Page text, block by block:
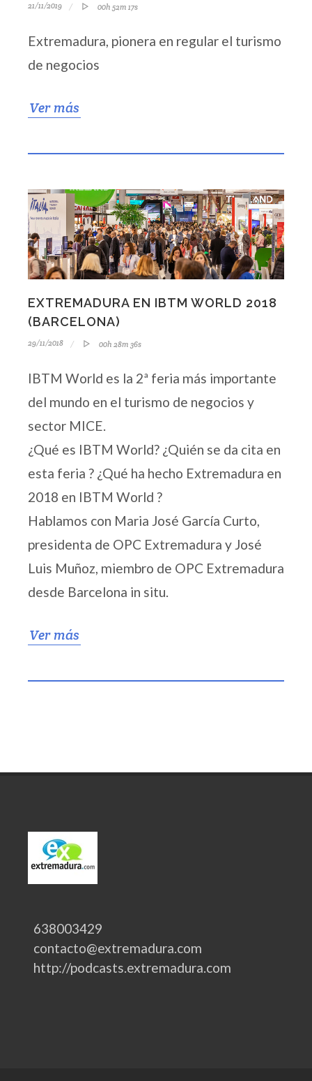
21/11/2019 00h 52m 17s
Extremadura, pionera en regular el turismo
de negocios
Ver más
EXTREMADURA EN IBTM WORLD 2018
(BARCELONA)
29/11/2018 00h 28m 36s
IBTM World es la 2ª feria más importante
del mundo en el turismo de negocios y
sector MICE.
¿Qué es IBTM World? ¿Quién se da cita en
esta feria ? ¿Qué ha hecho Extremadura en
2018 en IBTM World ?
Hablamos con Maria José García Curto,
presidenta de OPC Extremadura y José
Luis Muñoz, miembro de OPC Extremadura
desde Barcelona in situ.
Ver más
638003429
contacto@extremadura.com
http://podcasts.extremadura.com